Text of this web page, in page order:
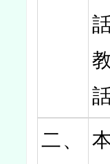
二、